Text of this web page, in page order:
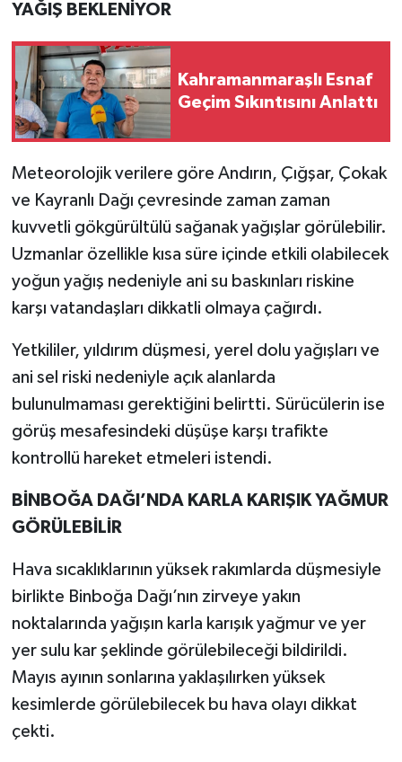
YAĞIŞ BEKLENİYOR
Kahramanmaraşlı Esnaf
Geçim Sıkıntısını Anlattı
Meteorolojik verilere göre Andırın, Çığşar, Çokak
ve Kayranlı Dağı çevresinde zaman zaman
kuvvetli gökgürültülü sağanak yağışlar görülebilir.
Uzmanlar özellikle kısa süre içinde etkili olabilecek
yoğun yağış nedeniyle ani su baskınları riskine
karşı vatandaşları dikkatli olmaya çağırdı.
Yetkililer, yıldırım düşmesi, yerel dolu yağışları ve
ani sel riski nedeniyle açık alanlarda
bulunulmaması gerektiğini belirtti. Sürücülerin ise
görüş mesafesindeki düşüşe karşı trafikte
kontrollü hareket etmeleri istendi.
BİNBOĞA DAĞI’NDA KARLA KARIŞIK YAĞMUR
GÖRÜLEBİLİR
Hava sıcaklıklarının yüksek rakımlarda düşmesiyle
birlikte Binboğa Dağı’nın zirveye yakın
noktalarında yağışın karla karışık yağmur ve yer
yer sulu kar şeklinde görülebileceği bildirildi.
Mayıs ayının sonlarına yaklaşılırken yüksek
kesimlerde görülebilecek bu hava olayı dikkat
çekti.